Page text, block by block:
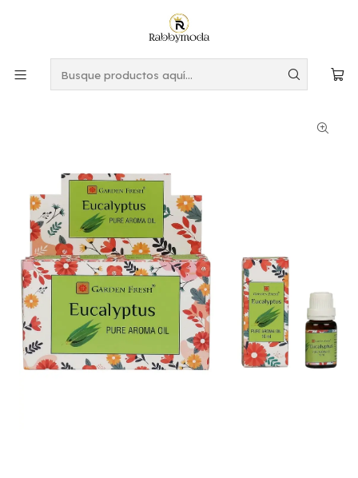
Este es el texto del slide